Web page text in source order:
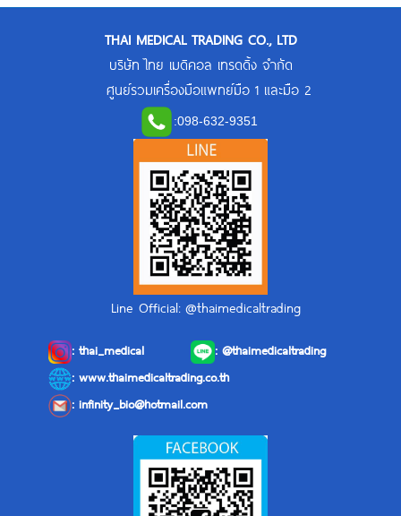
THAI MEDICAL TRADING CO., LTD
บริษัท ไทย เมดิคอล เทรดดิ้ง จำกัด
ศูนย์รวมเครื่องมือแพทย์มือ 1 และมือ 2
:098-632-9351
Line Official: @thaimedicaltrading
:thai_medical : @thaimedicaltrading
: www.thaimedicaltrading.co.th
:infinity_bio@hotmail.com